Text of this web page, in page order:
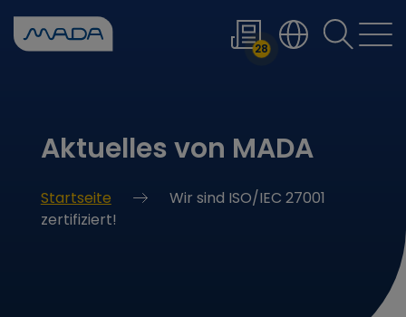
28
Wenn die
Aktuelles von MADA
Startseite
Wir sind ISO/IEC 27001
zertifiziert!